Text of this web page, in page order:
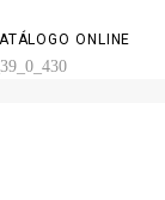
ONLINE